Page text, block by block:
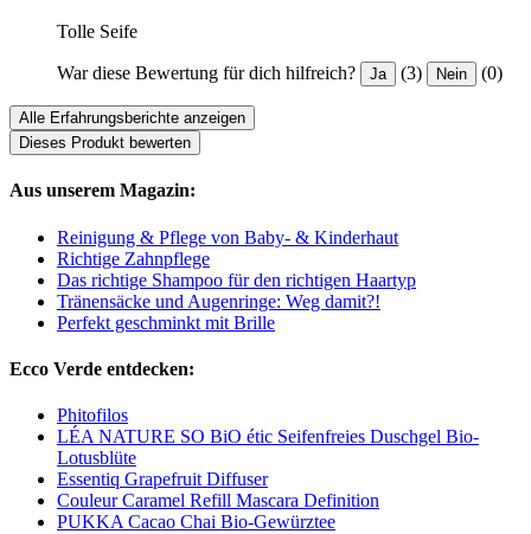
Tolle Seife
War diese Bewertung für dich hilfreich? Ja (3) Nein (0)
Alle Erfahrungsberichte anzeigen
Dieses Produkt bewerten
Aus unserem Magazin:
Reinigung & Pflege von Baby- & Kinderhaut
Richtige Zahnpflege
Das richtige Shampoo für den richtigen Haartyp
Tränensäcke und Augenringe: Weg damit?!
Perfekt geschminkt mit Brille
Ecco Verde entdecken:
Phitofilos
LÉA NATURE SO BiO étic Seifenfreies Duschgel Bio-
Lotusblüte
Essentiq Grapefruit Diffuser
Couleur Caramel Refill Mascara Definition
PUKKA Cacao Chai Bio-Gewürztee